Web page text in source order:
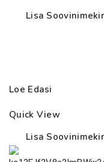
Lisa
Loe Edasi
Quick View
Lisa